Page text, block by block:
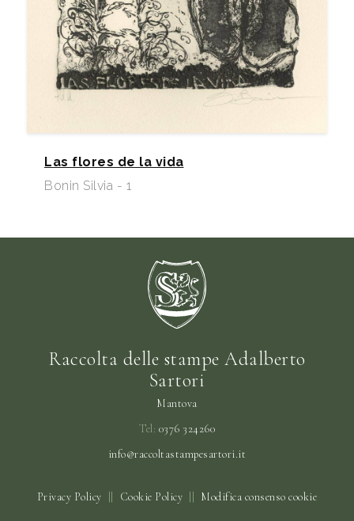
Las flores de la vida
Bonin Silvia - 1
Raccolta delle stampe Adalberto
Sartori
Mantova
Tel: 0376 324260
info@raccoltastampesartori.it
Privacy Policy Cookie Policy Modifica consenso cookie